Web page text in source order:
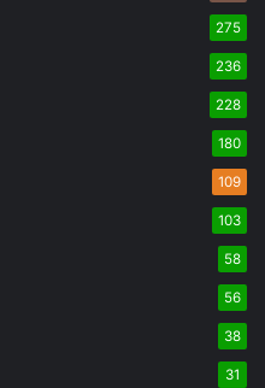
275
236
228
180
109
103
58
56
38
31